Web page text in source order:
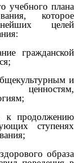
учебного плана
которое
целей
гражданской
и
к продолжению
ступенях
образа